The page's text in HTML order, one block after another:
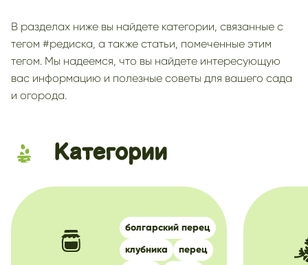
В разделах ниже вы найдете категории, связанные с
тегом #редиска, а также статьи, помеченные этим
тегом. Мы надеемся, что вы найдете интересующую
вас информацию и полезные советы для вашего сада
и огорода.
Категории
болгарский перец
клубника
перец